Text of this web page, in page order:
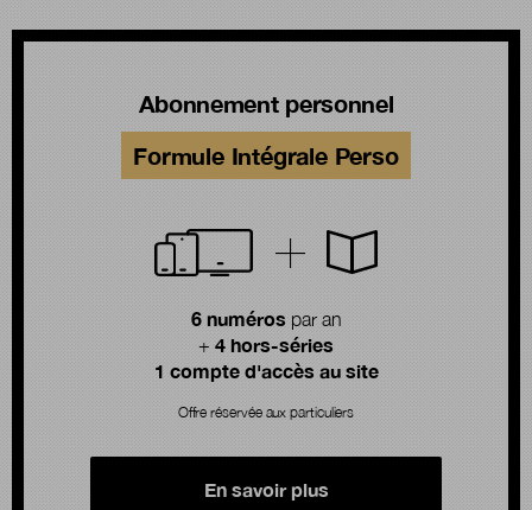
Abonnement personnel
Formule Intégrale Perso
6 numérospar an
+ 4 hors-séries
1 compte d'accès au site
Offre réservée aux particuliers
En savoir plus